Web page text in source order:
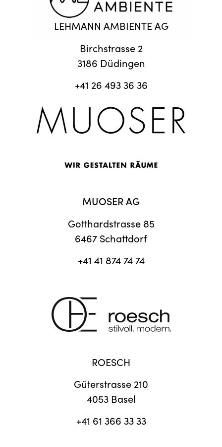
LEHMANN AMBIENTE AG
Birchstrasse 2
3186 Düdingen
+41 26 493 36 36
MUOSER AG
Gotthardstrasse 85
6467 Schattdorf
+41 41 874 74 74
ROESCH
Güterstrasse 210
4053 Basel
+41 61 366 33 33